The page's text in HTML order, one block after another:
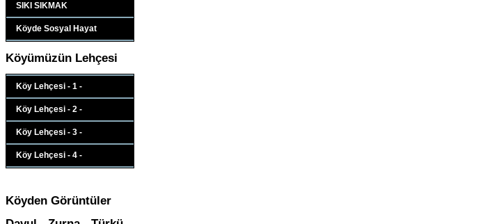
SIKI SIKMAK
Köyde Sosyal Hayat
Köyümüzün Lehçesi
Köy Lehçesi - 1 -
Köy Lehçesi - 2 -
Köy Lehçesi - 3 -
Köy Lehçesi - 4 -
Köyden Görüntüler